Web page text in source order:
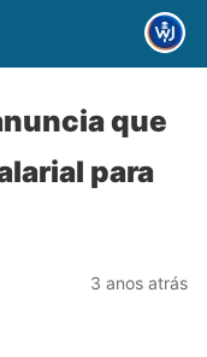
que
para
3 anos atrás